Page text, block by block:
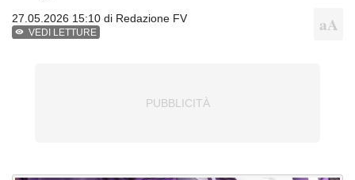
27.05.2026 15:10 di Redazione FV
VEDI LETTURE